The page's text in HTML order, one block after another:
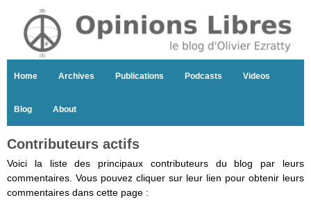
Home Archives Publications Podcasts Videos
Blog About
Contributeurs actifs
Voici la liste des principaux contributeurs du blog par leurs
commentaires. Vous pouvez cliquer sur leur lien pour obtenir leurs
commentaires dans cette page :